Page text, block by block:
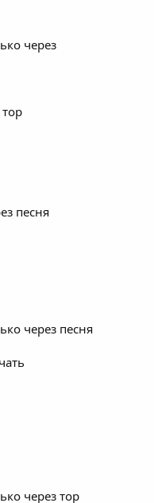
через
песня
через песня
через тор